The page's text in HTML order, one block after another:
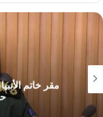
مقر خاتم